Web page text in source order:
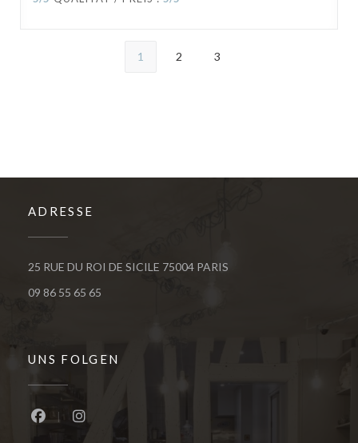
1 2 3
ADRESSE
25 RUE DU ROI DE SICILE 75004 PARIS
09 86 55 65 65
UNS FOLGEN
Facebook ((öffnet ein neues Fenster))
Instagram ((öffnet ein neues Fenster))